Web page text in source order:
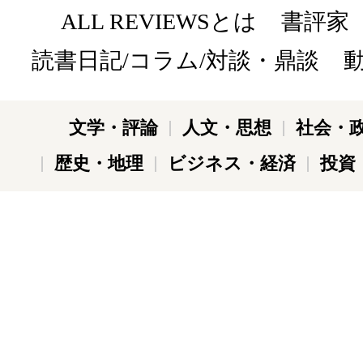
ALL REVIEWSとは
書評家
読書日記/コラム/対談・鼎談
文学・評論 人文・思想
社会・
歴史・地理
ビジネス・経済 投資